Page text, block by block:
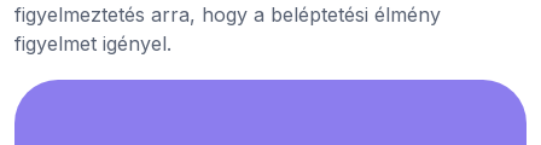
figyelmeztetés arra, hogy a beléptetési élmény
figyelmet igényel.